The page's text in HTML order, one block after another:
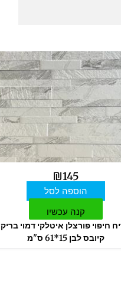
₪145
הוספה לסל
קנה עכשיו
חיפוי פורצלן איטלקי דמוי בריק
קיובס לבן 15*61 ס"מ